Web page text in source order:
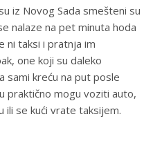
iz Novog Sada smešteni su
nalaze na pet minuta hoda
ni taksi i pratnja im
one koji su daleko
sami kreću na put posle
praktično mogu voziti auto,
ili se kući vrate taksijem.